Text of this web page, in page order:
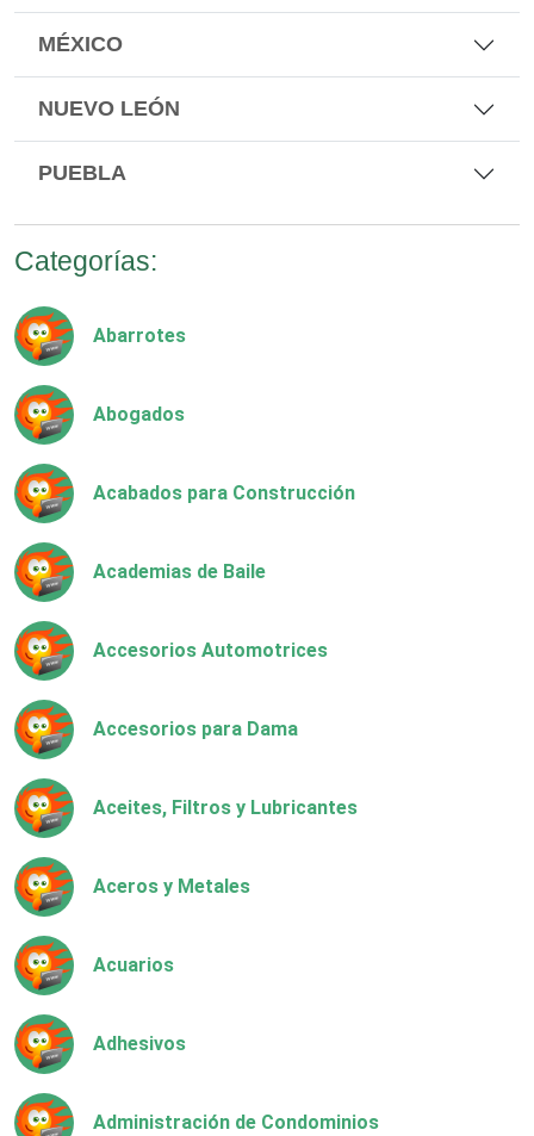
MÉXICO
NUEVO LEÓN
PUEBLA
Categorías:
Abarrotes
Abogados
Acabados para Construcción
Academias de Baile
Accesorios Automotrices
Accesorios para Dama
Aceites, Filtros y Lubricantes
Aceros y Metales
Acuarios
Adhesivos
Administración de Condominios